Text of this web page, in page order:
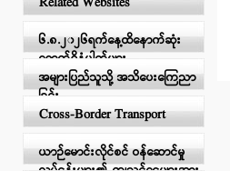
၆.၈.၂၀၂၆ရက်နေ့ထိနောက်ဆုံး
ရောက်ရှိနံပါတ်များ
အများပြည်သူသို့ အသိပေးကြေညာ
ခြင်း
Cross-Border Transport
ယာဉ်မောင်းလိုင်စင် ဝန်ဆောင်မှု